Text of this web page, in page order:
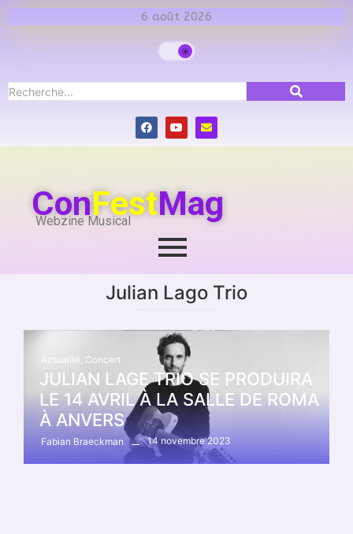
6 août 2026
ConFestMag
Webzine Musical
Julian Lago Trio
Actualité, Concert
JULIAN LAGE TRIO SE PRODUIRA
LE 14 AVRIL À LA SALLE DE ROMA
À ANVERS
Fabian Braeckman 14 novembre 2023